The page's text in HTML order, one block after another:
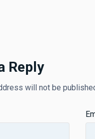
Reply
will not be